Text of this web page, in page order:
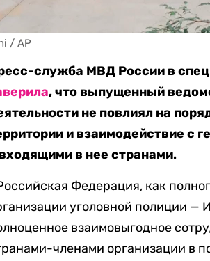
/ AP
служба МВД России в
, что выпущенный
не повлиял на
и взаимодействие с
в нее странами.
Федерация, как
уголовной полиции —
взаимовыгодное
членами организации в